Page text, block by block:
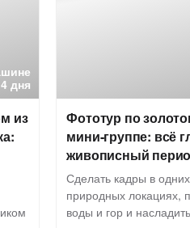
4 дня
из
Фототур по
мини-группе: всё
живописный
Сделать кадры в
природных локациях,
воды и гор и